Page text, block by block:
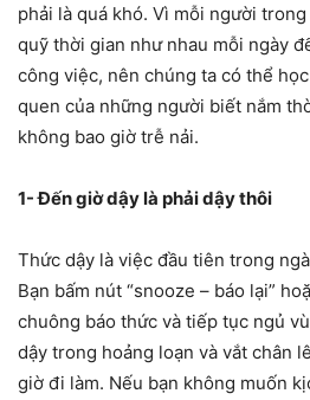
phải là quá khó. Vì mỗi người
quỹ thời gian như nhau mỗi ngày
công việc, nên chúng ta có thể
quen của những người biết nắm
không bao giờ trễ nải.
1- Đến giờ dậy là phải dậy thôi
Thức dậy là việc đầu tiên trong
Bạn bấm nút “snooze – báo lại”
chuông báo thức và tiếp tục ngủ
dậy trong hoảng loạn và vắt chân
giờ đi làm. Nếu bạn không muốn